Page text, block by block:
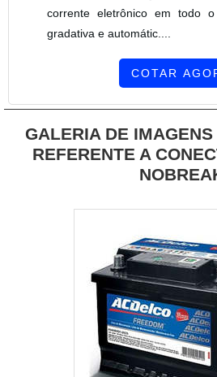
corrente eletrônico em todo o
gradativa e automátic....
COTAR
GALERIA DE
REFERENTE A